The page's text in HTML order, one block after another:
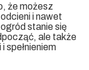
że możesz
i nawet
stanie się
ale także
spełnieniem